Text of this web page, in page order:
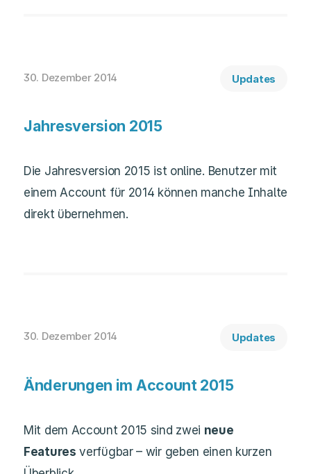
30. Dezember 2014 Updates
Jahresversion 2015
Die Jahresversion 2015 ist online. Benutzer mit
einem Account für 2014 können manche Inhalte
direkt übernehmen.
30. Dezember 2014 Updates
Änderungen im Account 2015
Mit dem Account 2015 sind zwei neue
Features verfügbar – wir geben einen kurzen